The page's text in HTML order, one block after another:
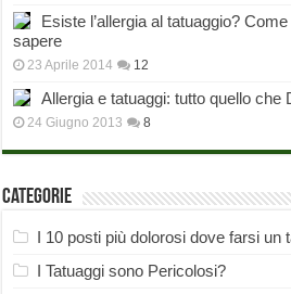
Esiste l’allergia al tatuaggio?
sapere
23 Aprile 2014 12
Allergia e tatuaggi: tutto quello che
24 Giugno 2013 8
Categorie
I 10 posti più dolorosi dove farsi un
I Tatuaggi sono Pericolosi?